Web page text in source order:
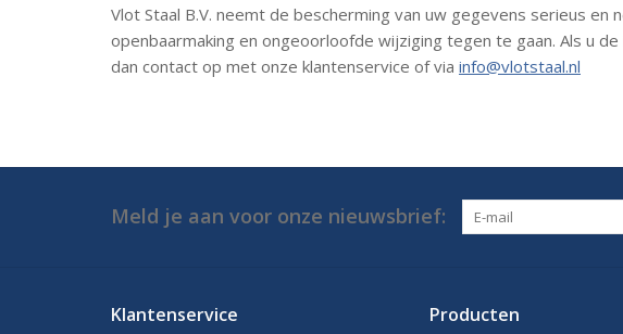
Vlot Staal B.V. neemt de bescherming van uw gegevens serieus
openbaarmaking en ongeoorloofde wijziging tegen te gaan. Als u
dan contact op met onze klantenservice of via info@vlotstaal.nl
Meld je aan voor onze nieuwsbrief:
Klantenservice Producten